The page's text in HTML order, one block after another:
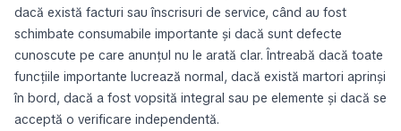
dacă există facturi sau înscrisuri de service, când au fost
schimbate consumabile importante și dacă sunt defecte
cunoscute pe care anunțul nu le arată clar. Întreabă dacă toate
funcțiile importante lucrează normal, dacă există martori aprinși
în bord, dacă a fost vopsită integral sau pe elemente și dacă se
acceptă o verificare independentă.